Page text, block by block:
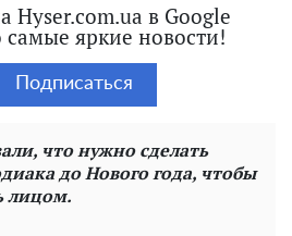
в Google
самые яркие новости!
Подписаться
что нужно сделать
до Нового года, чтобы
лицом.